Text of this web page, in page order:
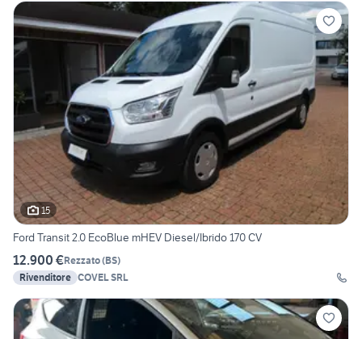
15
Ford Transit 2.0 EcoBlue mHEV Diesel/Ibrido 170 CV
12.900 €Rezzato(BS)
Rivenditore COVEL SRL